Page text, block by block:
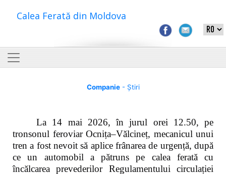
Calea Ferată din Moldova
Companie- Știri
La 14 mai 2026, în jurul orei 12.50, pe
tronsonul feroviar Ocnița–Vălcineț, mecanicul unui
tren a fost nevoit să aplice frânarea de urgență, după
ce un automobil a pătruns pe calea ferată cu
încălcarea prevederilor Regulamentului circulației